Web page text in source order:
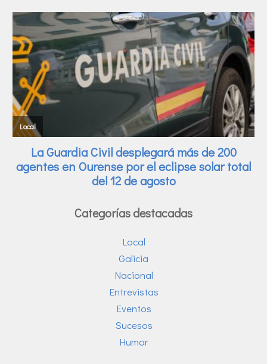
Categorías destacadas
Local
Galicia
Nacional
Entrevistas
Eventos
Sucesos
Humor